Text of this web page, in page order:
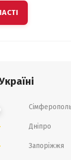
Дніпро
Запоріжжя